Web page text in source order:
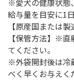
※愛犬の健康状態
給与量を目安に1
【原産国または
【保管方法】※
てください。
※外袋開封後は冷
べく早くお与えく